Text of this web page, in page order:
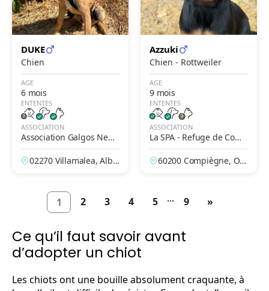
DUKE
Chien
AGE
6 mois
ENTENTES
ASSOCIATION
Association Galgos New
Life
02270 Villamalea, Alba
Azzuki
Chien - Rottweiler
AGE
9 mois
ENTENTES
ASSOCIATION
La SPA - Refuge de Comp
iègne
60200 Compiègne, Ois
1 2 3 4 5 ... 9 »
Ce qu’il faut savoir avant
d’adopter un chiot
Les chiots ont une bouille absolument craquante, à